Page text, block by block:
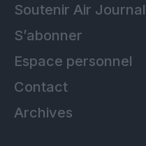
Soutenir Air Journal
S’abonner
Espace personnel
Contact
Archives